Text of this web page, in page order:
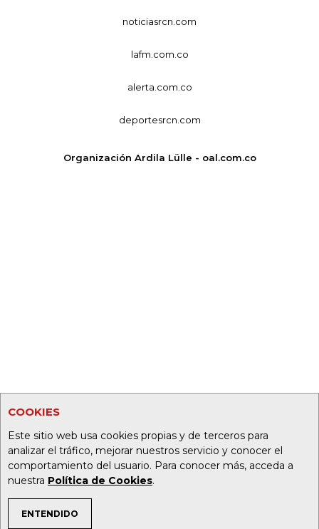
COOKIES
Este sitio web usa cookies propias y de terceros para
analizar el tráfico, mejorar nuestros servicio y conocer el
comportamiento del usuario. Para conocer más, acceda a
nuestra Política de Cookies.
ENTENDIDO
TEMAS DE INTERÉS
noticiasrcn.com
lafm.com.co
alerta.com.co
deportesrcn.com
Organización Ardila Lülle - oal.com.co